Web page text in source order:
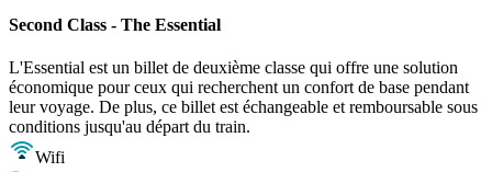
Second Class - The Essential
L'Essential est un billet de deuxième classe qui offre une solution
économique pour ceux qui recherchent un confort de base pendant
leur voyage. De plus, ce billet est échangeable et remboursable sous
conditions jusqu'au départ du train.
Wifi